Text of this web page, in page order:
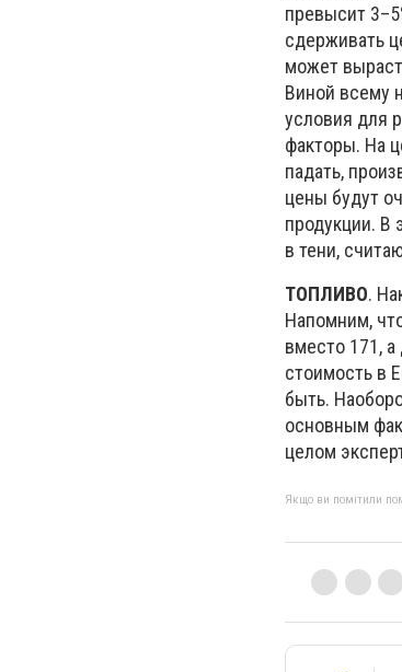
превысит
сдерживать
может
Виной всему
условия для
факторы. На
падать,
цены будут
продукции. В
в тени,
ТОПЛИВО.
Напомним,
вместо 171,
стоимость в
быть.
основным
целом
Якщо ви помітили